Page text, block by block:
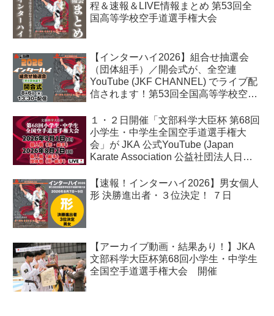
程＆速報＆LIVE情報まとめ 第53回全
国高等学校空手道選手権大会
【インターハイ2026】組合せ抽選会
（団体組手）／開会式が、全空連
YouTube (JKF CHANNEL) でライブ配
信されます！第53回全国高等学校空手
１・２日開催「文部科学大臣杯 第68回
小学生・中学生全国空手道選手権大
会」が JKA 公式YouTube (Japan
Karate Association 公益社団法人日本
【速報！インターハイ2026】男女個人
形 決勝進出者・３位決定！ ７日
【アーカイブ動画・結果あり！】JKA
文部科学大臣杯第68回小学生・中学生
全国空手道選手権大会 開催